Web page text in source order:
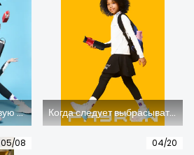
Как выбрать силиконовую бутылку для воды, подходящую для детей? Когда следует выбрасывать бутылки с водой из нержавеющей стали?
05/08 04/20